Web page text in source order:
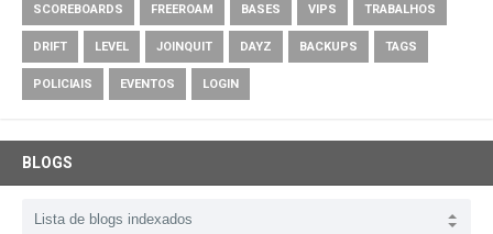
SCOREBOARDS FREEROAM BASES VIPS TRABALHOS
DRIFT LEVEL JOINQUIT DAYZ BACKUPS TAGS
POLICIAIS EVENTOS LOGIN
BLOGS